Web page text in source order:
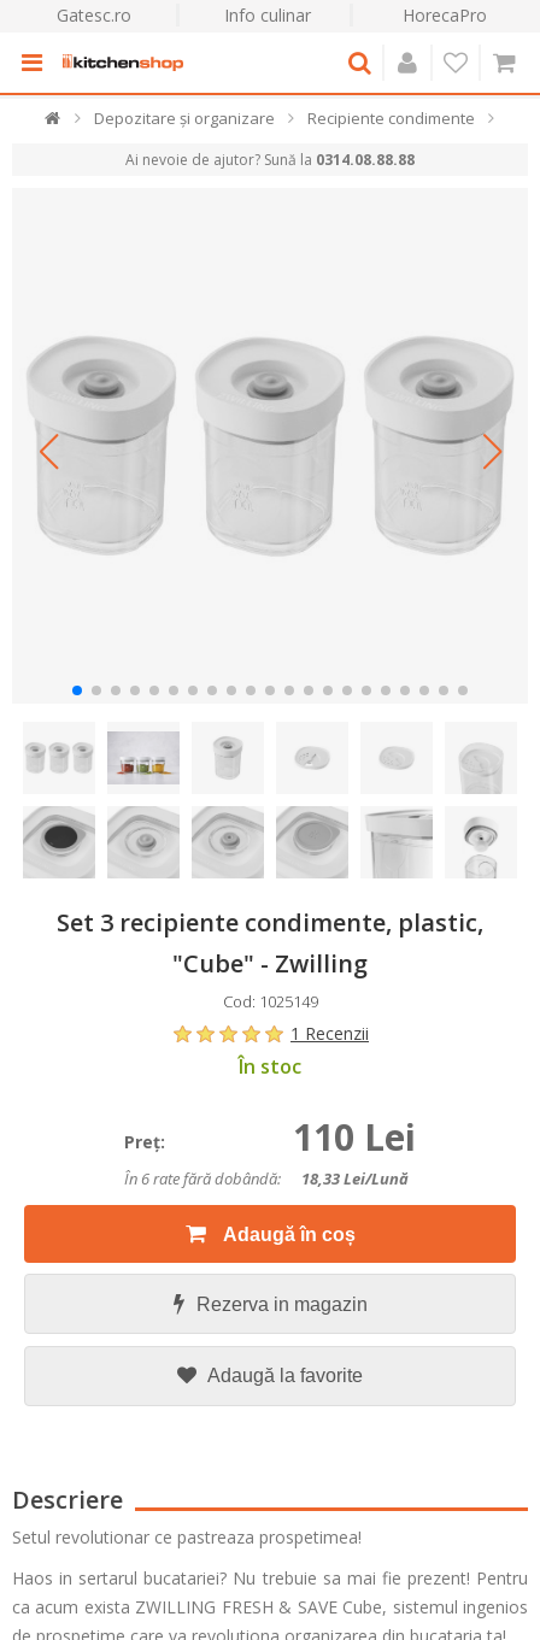
Gatesc.ro Info culinar HorecaPro
Depozitare și organizare Recipiente condimente
Ai nevoie de ajutor? Sună la 0314.08.88.88
Set 3 recipiente condimente, plastic,
"Cube" - Zwilling
Cod: 1025149
1 Recenzii
În stoc
Preţ: 110 Lei
În 6 rate fără dobândă: 18,33Lei/lună
Adaugă în coș
Rezerva in magazin
Adaugă la favorite
Descriere
Setul revolutionar ce pastreaza prospetimea!
Haos in sertarul bucatariei? Nu trebuie sa mai fie prezent! Pentru
ca acum exista ZWILLING FRESH & SAVE Cube, sistemul ingenios